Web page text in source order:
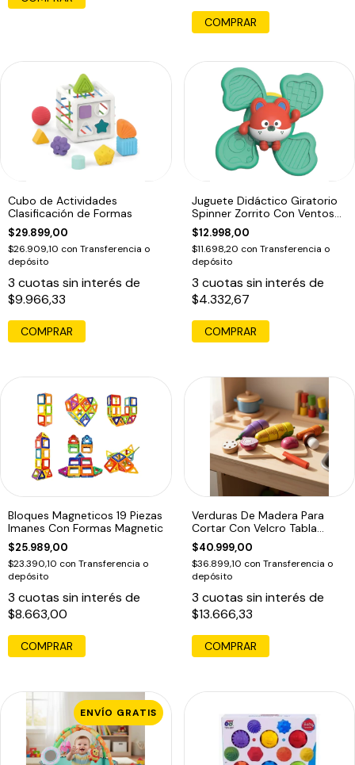
COMPRAR
Cubo de Actividades
Clasificación de Formas
$29.899,00
$26.909,10 con Transferencia o
depósito
3 cuotas sin interés de
$9.966,33
Juguete Didáctico Giratorio
Spinner Zorrito Con Ventosa
Bebe
$12.998,00
$11.698,20 con Transferencia o
depósito
3 cuotas sin interés de
$4.332,67
COMPRAR
Bloques Magneticos 19 Piezas
Imanes Con Formas Magnetic
$25.989,00
$23.390,10 con Transferencia o
depósito
3 cuotas sin interés de
$8.663,00
COMPRAR
Verduras De Madera Para
Cortar Con Velcro Tabla
Acool 6654
$40.999,00
$36.899,10 con Transferencia o
depósito
3 cuotas sin interés de
$13.666,33
ENVÍO GRATIS